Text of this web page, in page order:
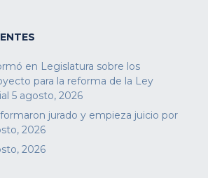
en Legislatura sobre los
para la reforma de la Ley
5 agosto, 2026
jurado y empieza juicio por
2026
2026